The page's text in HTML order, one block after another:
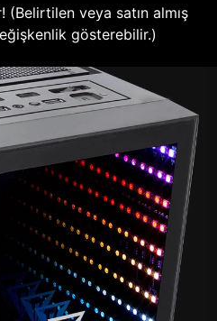
veya satın almış
gösterebilir.)